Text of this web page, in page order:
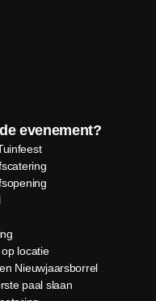
evenement?
locatie
Nieuwjaarsborrel
paal slaan